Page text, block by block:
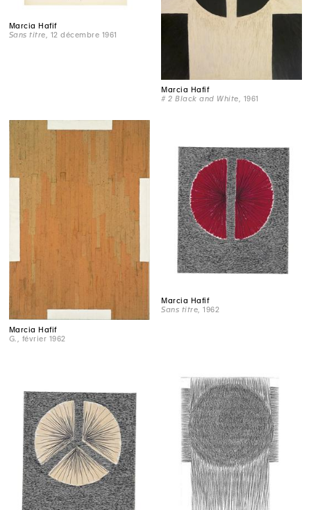
Marcia Hafif
Sans titre , 12 décembre 1961
Marcia Hafif
# 2 Black and White , 1961
Marcia Hafif
G.
, février 1962
Marcia Hafif
Sans titre , 1962